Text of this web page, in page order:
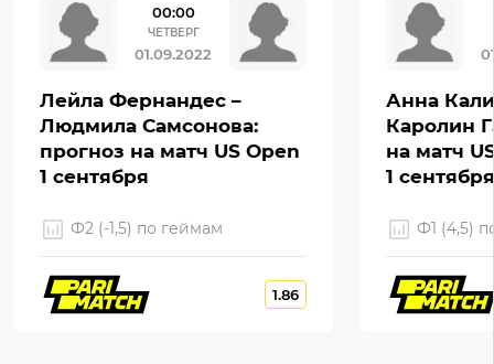
00:00
ЧЕТВЕРГ
01.09.2022
Лейла Фернандес –
Людмила Самсонова:
прогноз на матч US Open
1 сентября
Ф2 (-1,5) по геймам
1.86
Анна
Каролин
на матч
1 сентября
Ф1 (4,5)